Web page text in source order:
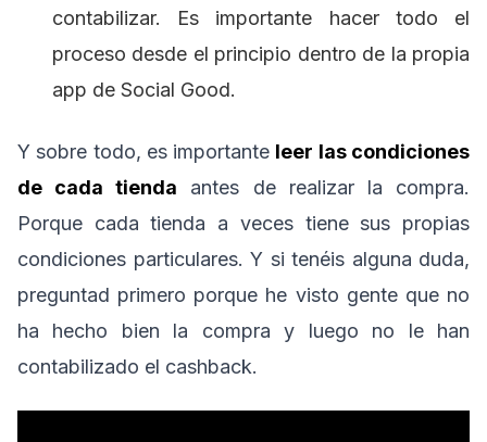
contabilizar. Es importante hacer todo el
proceso desde el principio dentro de la propia
app de Social Good.
Y sobre todo, es importante leer las condiciones
de cada tienda antes de realizar la compra.
Porque cada tienda a veces tiene sus propias
condiciones particulares. Y si tenéis alguna duda,
preguntad primero porque he visto gente que no
ha hecho bien la compra y luego no le han
contabilizado el cashback.